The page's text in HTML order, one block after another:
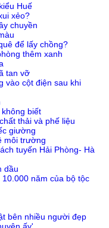
Huế
xẻo?
chuyền
để lấy chồng?
thêm xanh
tan vỡ
vào cột điện sau khi
biết
thải và phế liệu
giường
môi trường
tuyến Hải Phòng- Hà
dầu
năm của bộ tộc
bên nhiều người đẹp